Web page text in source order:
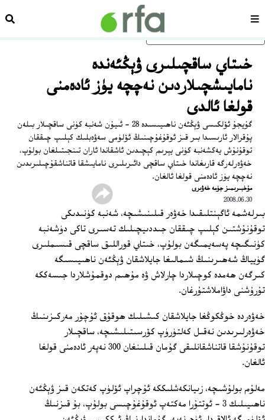
ئاساسلىق مەزمۇنغا ئاتلاڭسەھىپە
خىتاي ساقچىلىرى ۋېڭئەندە
نامايىشچىلاردىن نەچچە يۈز ئادەمنى
قولغا ئالدى
گۇيجۇ ئۆلكىسى ۋېڭئەن ناھىيىسىدە 28 - ئىيۇن شەنبە كۈنى ساقچىلار بىلەن
پۇقرالار ئارىسىدا بىر قىز ئوقۇغۇچىنىڭ ئۆلۈمى سەۋەبلىك كېلىپ چىققان
توقۇنۇش يەكشەنبە كۈنى يېرىم كېچىدىن ئاشقاندا ئاران تىنجىتىلغان بولۇپ،
خەۋەرلەرگە قارىغاندا خىتاي ساقچى دائىرىلىرى نامايىشقا قاتناشقۇچىلىرىدىن
نەچچە يۈز ئادەمنى قولغا ئالغان.
مۇخبىرىمىز جۈمە خەۋىرى
2008.06.30
بىرلەشمە ئاگېنتلىقىدا خەۋەر قىلىنىشىچە، شەنبە كۈنىدىكى
توقۇنۇشتىن كېلىپ چىققان جىددىيچىلىك تەسىرى تاكى دۈشەنبە
كۈنىگىچە پەسەيمىگەن بولۇپ، خىتاي قوراللىق ساقچى قىسىملىرى
گۈيياڭ شەھىرىنىڭ شىمالىغا جايلاشقان ۋېڭئەن ناھىيىسىگە
كىرگەن ھەمدە كوچىلاردا چارلاش ۋە مۇھىم دوقمۇشلاردا جىسەككە
تۇرۇشنى داۋاملاشتۇرغان.
خەۋەردە خوڭكوڭغا جايلاشقان كىشىلىك ھوقۇق ئۇچۇر مەركىزىنىڭ
خەۋەرلىرىدىن نەقىل كەلتۈرۈپ كۆرسىتىلىشىچە، ساقچىلار
توقۇنۇشقا قاتناشقانلىقى گۇمان قىلىنغان 300 نەپەر ئادەمنى قولغا
ئالغان.
مەلۇم بولۇشىچە، زىيانكەشلىككە ئۇچراپ ئۆلۈپ كەتكەن قىز ۋېڭئەن
ناھىيىلىك 3 - ئوتتۇرا مەكتەپ ئوقۇغۇچىسى بولۇپ، بۇ قىزنىڭ